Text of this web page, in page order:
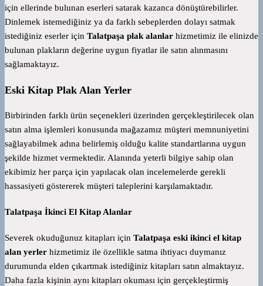
için ellerinde bulunan eserleri satarak kazanca dönüştürebilirler.
Dinlemek istemediğiniz ya da farklı sebeplerden dolayı satmak
istediğiniz eserler için Talatpaşa plak alanlar hizmetimiz ile elinizde
bulunan plakların değerine uygun fiyatlar ile satın alınmasını
sağlamaktayız.
Eski Kitap Plak Alan Yerler
Birbirinden farklı ürün seçenekleri üzerinden gerçekleştirilecek olan
satın alma işlemleri konusunda mağazamız müşteri memnuniyetini
sağlayabilmek adına belirlemiş olduğu kalite standartlarına uygun
şekilde hizmet vermektedir. Alanında yeterli bilgiye sahip olan
ekibimiz her parça için yapılacak olan incelemelerde gerekli
hassasiyeti göstererek müşteri taleplerini karşılamaktadır.
Talatpaşa İkinci El Kitap Alanlar
Severek okuduğunuz kitapları için Talatpaşa eski ikinci el kitap
alan yerler hizmetimiz ile özellikle satma ihtiyacı duymanız
durumunda elden çıkartmak istediğiniz kitapları satın almaktayız.
Daha fazla kişinin aynı kitapları okuması için gerçekleştirmiş